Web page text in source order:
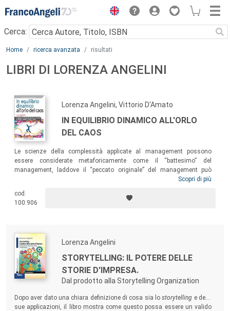
Menu
Cerca:
Main content
Home ricerca avanzata risultati
LIBRI DI LORENZA ANGELINI
Lorenza Angelini, Vittorio D'Amato
IN EQUILIBRIO DINAMICO ALL'ORLO
DEL CAOS
Le scienze della complessità applicate al management possono
essere considerate metaforicamente come il “battesimo” del
management, laddove il “peccato originale” del management può
essere imputato ad un’originaria concezione meccanicistica dei
modelli di business e manageriali su tre diversi piani concettuali:
manageriale, economico e simbolico/narrativo. Un volume per capire
Scopri di più
cod.
100.906
Lorenza Angelini
STORYTELLING: IL POTERE DELLE
STORIE D'IMPRESA.
Dal prodotto alla Storytelling Organization
Dopo aver dato una chiara definizione di cosa sia lostorytelling e delle
sue applicazioni, il libro mostra come questo possa essere un valido